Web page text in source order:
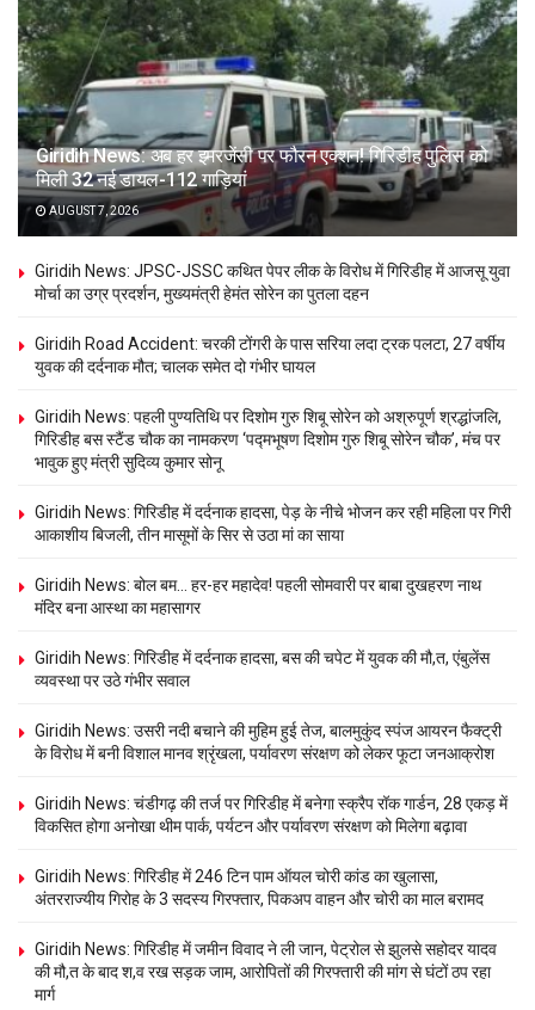
Giridih News: अब हर इमरजेंसी पर फौरन एक्शन! गिरिडीह पुलिस को
मिली 32 नई डायल-112 गाड़ियां
AUGUST 7, 2026
Giridih News: JPSC-JSSC कथित पेपर लीक के विरोध में गिरिडीह में आजसू युवा
मोर्चा का उग्र प्रदर्शन, मुख्यमंत्री हेमंत सोरेन का पुतला दहन
Giridih Road Accident: चरकी टोंगरी के पास सरिया लदा ट्रक पलटा, 27 वर्षीय
युवक की दर्दनाक मौत; चालक समेत दो गंभीर घायल
Giridih News: पहली पुण्यतिथि पर दिशोम गुरु शिबू सोरेन को अश्रुपूर्ण श्रद्धांजलि,
गिरिडीह बस स्टैंड चौक का नामकरण ‘पद्मभूषण दिशोम गुरु शिबू सोरेन चौक’, मंच पर
भावुक हुए मंत्री सुदिव्य कुमार सोनू
Giridih News: गिरिडीह में दर्दनाक हादसा, पेड़ के नीचे भोजन कर रही महिला पर गिरी
आकाशीय बिजली, तीन मासूमों के सिर से उठा मां का साया
Giridih News: बोल बम… हर-हर महादेव! पहली सोमवारी पर बाबा दुखहरण नाथ
मंदिर बना आस्था का महासागर
Giridih News: गिरिडीह में दर्दनाक हादसा, बस की चपेट में युवक की मौ,त, एंबुलेंस
व्यवस्था पर उठे गंभीर सवाल
Giridih News: उसरी नदी बचाने की मुहिम हुई तेज, बालमुकुंद स्पंज आयरन फैक्ट्री
के विरोध में बनी विशाल मानव श्रृंखला, पर्यावरण संरक्षण को लेकर फूटा जनआक्रोश
Giridih News: चंडीगढ़ की तर्ज पर गिरिडीह में बनेगा स्क्रैप रॉक गार्डन, 28 एकड़ में
विकसित होगा अनोखा थीम पार्क, पर्यटन और पर्यावरण संरक्षण को मिलेगा बढ़ावा
Giridih News: गिरिडीह में 246 टिन पाम ऑयल चोरी कांड का खुलासा,
अंतरराज्यीय गिरोह के 3 सदस्य गिरफ्तार, पिकअप वाहन और चोरी का माल बरामद
Giridih News: गिरिडीह में जमीन विवाद ने ली जान, पेट्रोल से झुलसे सहोदर यादव
की मौ,त के बाद श,व रख सड़क जाम, आरोपितों की गिरफ्तारी की मांग से घंटों ठप रहा
मार्ग